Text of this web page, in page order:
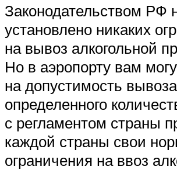
Законодательством РФ
установлено никаких
на вывоз алкогольной
Но в аэропорту вам
на допустимость
определенного
с регламентом страны
каждой страны свои
ограничения на ввоз